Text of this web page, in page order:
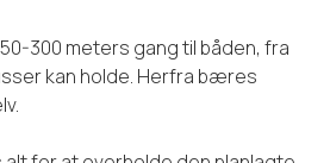
50-300 meters gang til båden, fra
kan holde. Herfra bæres